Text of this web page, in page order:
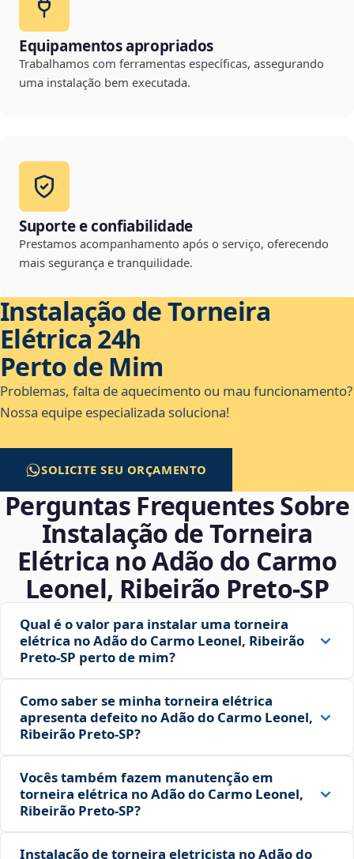
Equipamentos apropriados
Trabalhamos com ferramentas específicas, assegurando
uma instalação bem executada.
Suporte e confiabilidade
Prestamos acompanhamento após o serviço, oferecendo
mais segurança e tranquilidade.
Instalação de Torneira
Elétrica 24h
Perto de Mim
Problemas, falta de aquecimento ou mau funcionamento?
Nossa equipe especializada soluciona!
SOLICITE SEU ORÇAMENTO
Perguntas Frequentes Sobre
Instalação de Torneira
Elétrica no Adão do Carmo
Leonel, Ribeirão Preto‑SP
Qual é o valor para instalar uma torneira
elétrica no Adão do Carmo Leonel, Ribeirão
Preto‑SP perto de mim?
Como saber se minha torneira elétrica
apresenta defeito no Adão do Carmo Leonel,
Ribeirão Preto‑SP?
Vocês também fazem manutenção em
torneira elétrica no Adão do Carmo Leonel,
Ribeirão Preto‑SP?
Instalação de torneira eletricista no Adão do